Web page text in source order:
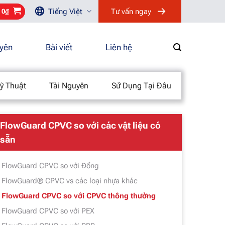
0₫ Tiếng Việt Tư vấn ngay
Bài viết Liên hệ
Thuật Tài Nguyên Sử Dụng Tại Đâu
FlowGuard CPVC so với các vật liệu có
sẵn
FlowGuard CPVC so với Đồng
FlowGuard® CPVC vs các loại nhựa khác
FlowGuard CPVC so với CPVC thông thường
FlowGuard CPVC so với PEX